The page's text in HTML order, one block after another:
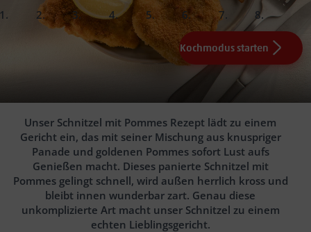
slide
Zutaten
slide
1.
slide
slide
3.
slide
4.
slide
5.
slide
6.
Kochmodus starten
g Jumbo Pommes Frites
(z.B. Butcher’s) oder TK-Pommes Frites
25-30 Min.
Scheibe Schweineschnitzel à 150 g (z.B. Mühlenhof)
ca. 5 mm
Salz und Pfeffer
1
50g Butterschmalz
g Paniermehl
ca. 3 Min.
Schnitzel mit Pommes
Unser Schnitzel mit Pommes Rezept lädt zu einem
Gericht ein, das mit seiner Mischung aus knuspriger
Panade und goldenen Pommes sofort Lust aufs
Genießen macht. Dieses panierte Schnitzel mit
Pommes gelingt schnell, wird außen herrlich kross und
bleibt innen wunderbar zart. Genau diese
unkomplizierte Art macht unser Schnitzel zu einem
echten Lieblingsgericht.